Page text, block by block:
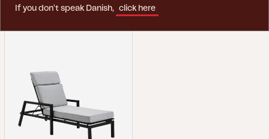
Filtrer
If you don't speak Danish, click here